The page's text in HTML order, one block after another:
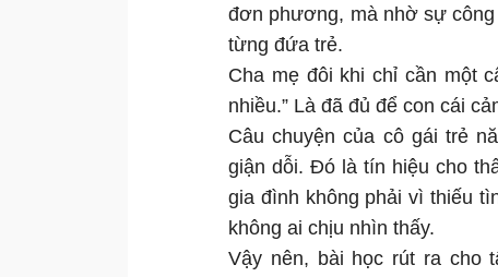
đơn phương, mà nhờ sự
từng đứa trẻ.
Cha mẹ đôi khi chỉ cần một
nhiều.” Là đã đủ để con cái
Câu chuyện của cô gái trẻ
giận dỗi. Đó là tín hiệu cho
gia đình không phải vì thiếu
không ai chịu nhìn thấy.
Vậy nên, bài học rút ra cho